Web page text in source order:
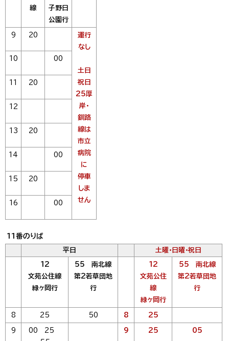
線
子野日
公園行
9 20
運行
なし
土日
祝日
25厚
岸・
釧路
線は
市立
病院
に
停車
しま
せん
10 00
11 20
12
13 20
14 00
15 20
16 00
11番のりば
平日 土曜・日曜・祝日
12
文苑公住線
緑ヶ岡行
55 南北線
第2若草団地
行
12
文苑公住
線
緑ヶ岡行
55 南北線
第2若草団地
行
8 25 50 8 25
9
00 25
9 25 05